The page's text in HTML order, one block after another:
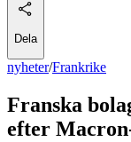
Dela
nyheter/Frankrike
Franska
efter